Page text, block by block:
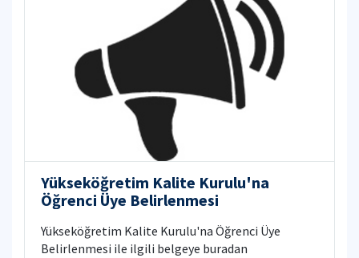
Yükseköğretim Kalite Kurulu'na
Öğrenci Üye Belirlenmesi
Yükseköğretim Kalite Kurulu'na Öğrenci Üye
Belirlenmesi ile ilgili belgeye buradan